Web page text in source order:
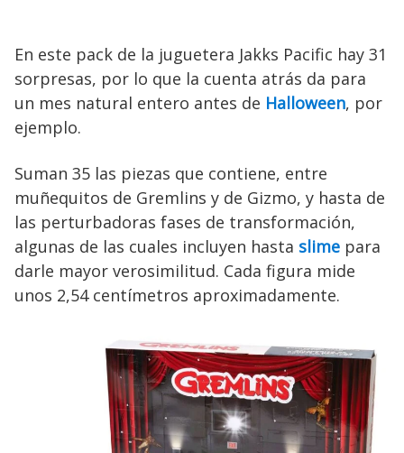
En este pack de la juguetera Jakks Pacific hay 31
sorpresas, por lo que la cuenta atrás da para
un mes natural entero antes de Halloween, por
ejemplo.
Suman 35 las piezas que contiene, entre
muñequitos de Gremlins y de Gizmo, y hasta de
las perturbadoras fases de transformación,
algunas de las cuales incluyen hasta slime para
darle mayor verosimilitud. Cada figura mide
unos 2,54 centímetros aproximadamente.